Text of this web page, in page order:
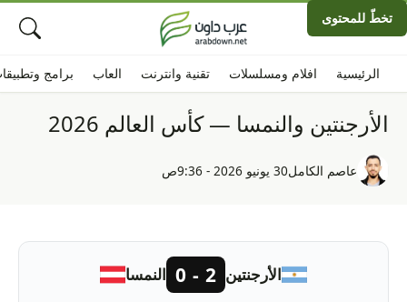
تخطّ للمحتوى
الرئيسية افلام ومسلسلات تقنية وانترنت العاب برامج
الأرجنتين والنمسا — كأس العالم 2026
عاصم الكامل30 يونيو 2026 - 9:36ص
الأرجنتين 2 - 0 النمسا